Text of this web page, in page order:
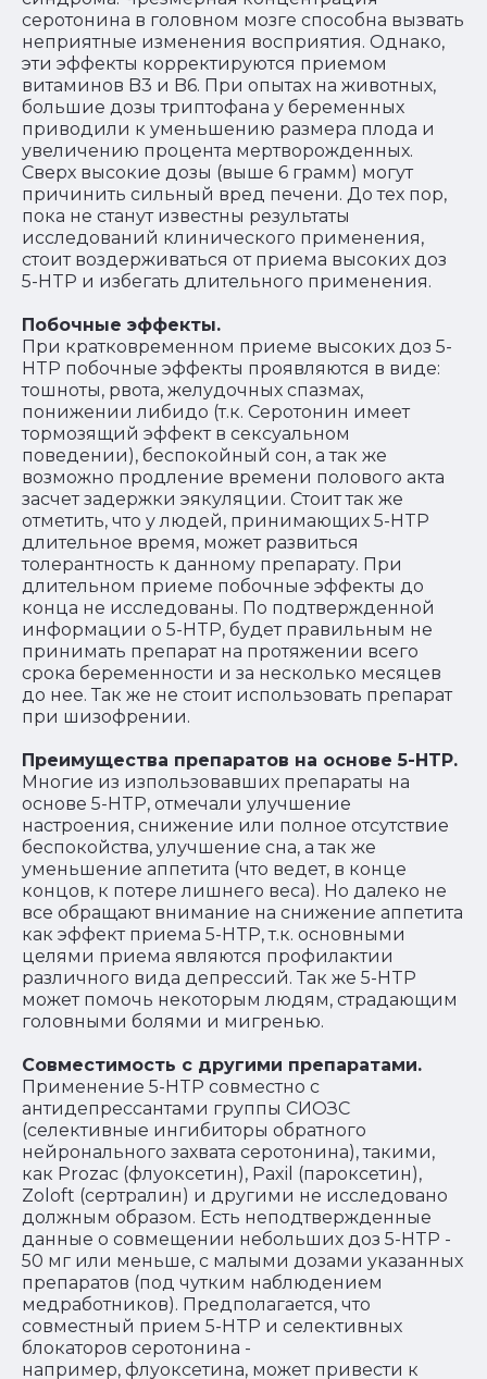
серотонина в головном мозге способна вызвать
неприятные изменения восприятия. Однако,
эти эффекты корректируются приемом
витаминов B3 и B6. При опытах на животных,
большие дозы триптофана у беременных
приводили к уменьшению размера плода и
увеличению процента мертворожденных.
Сверх высокие дозы (выше 6 грамм) могут
причинить сильный вред печени. До тех пор,
пока не станут известны результаты
исследований клинического применения,
стоит воздерживаться от приема высоких доз
5-HTP и избегать длительного применения.
Побочные эффекты.
При кратковременном приеме высоких доз 5-
HTP побочные эффекты проявляются в виде:
тошноты, рвота, желудочных спазмах,
понижении либидо (т.к. Серотонин имеет
тормозящий эффект в сексуальном
поведении), беспокойный сон, а так же
возможно продление времени полового акта
засчет задержки эякуляции. Стоит так же
отметить, что у людей, принимающих 5-HTP
длительное время, может развиться
толерантность к данному препарату. При
длительном приеме побочные эффекты до
конца не исследованы. По подтвержденной
информации о 5-HTP, будет правильным не
принимать препарат на протяжении всего
срока беременности и за несколько месяцев
до нее. Так же не стоит использовать препарат
при шизофрении.
Преимущества препаратов на основе 5-HTP.
Многие из изпользовавших препараты на
основе 5-HTP, отмечали улучшение
настроения, снижение или полное отсутствие
беспокойства, улучшение сна, а так же
уменьшение аппетита (что ведет, в конце
концов, к потере лишнего веса). Но далеко не
все обращают внимание на снижение аппетита
как эффект приема 5-HTP, т.к. основными
целями приема являются профилактии
различного вида депрессий. Так же 5-HTP
может помочь некоторым людям, страдающим
головными болями и мигренью.
Совместимость с другими препаратами.
Применение 5-HTP совместно с
антидепрессантами группы СИОЗС
(селективные ингибиторы обратного
нейронального захвата серотонина), такими,
как Prozac (флуоксетин), Paxil (пароксетин),
Zoloft (сертралин) и другими не исследовано
должным образом. Есть неподтвержденные
данные о совмещении небольших доз 5-HTP -
50 мг или меньше, с малыми дозами указанных
препаратов (под чутким наблюдением
медработников). Предполагается, что
совместный прием 5-HTP и селективных
блокаторов серотонина -
например, флуоксетина, может привести к